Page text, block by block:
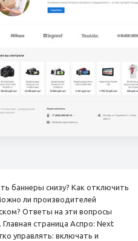
баннеры снизу? Как отключить
ли производителей
Ответы на эти вопросы
страница Аспро: Next
управлять: включать и